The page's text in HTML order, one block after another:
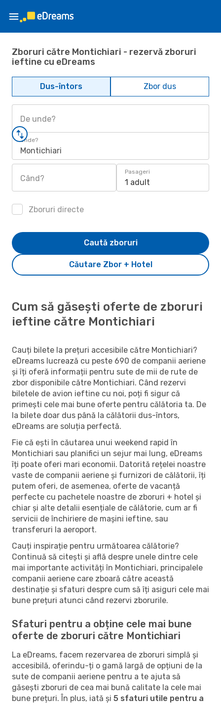
Zboruri către Montichiari - rezervă zboruri
ieftine cu eDreams
Dus-întors Zbor dus
De unde?
Unde?
Montichiari
Când?
Pasageri
1 adult
Zboruri directe
Căutare Zbor + Hotel
Caută zboruri
Cum să găsești oferte de zboruri
ieftine către Montichiari
Cauți bilete la prețuri accesibile către Montichiari?
eDreams lucrează cu peste 690 de companii aeriene
și îți oferă informații pentru sute de mii de rute de
zbor disponibile către Montichiari. Când rezervi
biletele de avion ieftine cu noi, poți fi sigur că
primești cele mai bune oferte pentru călătoria ta. De
la bilete doar dus până la călătorii dus-întors,
eDreams are soluția perfectă.
Fie că ești în căutarea unui weekend rapid în
Montichiari sau planifici un sejur mai lung, eDreams
îți poate oferi mari economii. Datorită rețelei noastre
vaste de companii aeriene și furnizori de călătorii, îți
putem oferi, de asemenea, oferte de vacanță
perfecte cu pachetele noastre de zboruri + hotel și
chiar și alte detalii esențiale de călătorie, cum ar fi
servicii de închiriere de mașini ieftine, sau
transferuri la aeroport.
Cauți inspirație pentru următoarea călătorie?
Continuă să citești și află despre unele dintre cele
mai importante activități în Montichiari, principalele
companii aeriene care zboară către această
destinație și sfaturi despre cum să îți asiguri cele mai
bune prețuri atunci când rezervi zborurile.
Sfaturi pentru a obține cele mai bune
oferte de zboruri către Montichiari
La eDreams, facem rezervarea de zboruri simplă și
accesibilă, oferindu-ți o gamă largă de opțiuni de la
sute de companii aeriene pentru a te ajuta să
găsești zboruri de cea mai bună calitate la cele mai
bune prețuri. În plus, iată și 5 sfaturi utile pentru a